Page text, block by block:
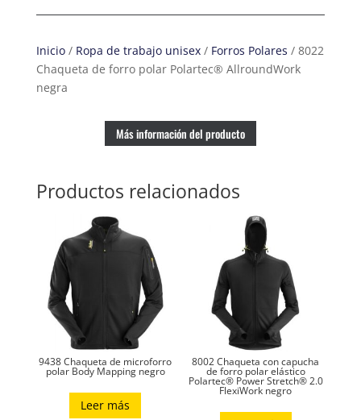
Inicio/ Ropa de trabajo unisex/ Forros Polares / 8022
Chaqueta de forro polar Polartec® AllroundWork
negra
Más información del producto
Productos relacionados
9438 Chaqueta de microforro
polar Body Mapping negro
Leer más
8002 Chaqueta con capucha
de forro polar elástico
Polartec® Power Stretch® 2.0
FlexiWork negro